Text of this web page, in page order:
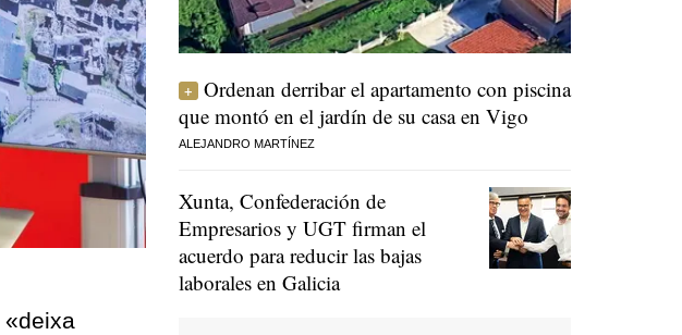
«deixa
Ordenan derribar el apartamento con piscina
que montó en el jardín de su casa en Vigo
ALEJANDRO MARTÍNEZ
Xunta, Confederación de
Empresarios y UGT firman el
acuerdo para reducir las bajas
laborales en Galicia